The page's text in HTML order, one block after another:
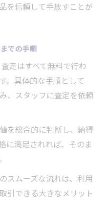
を信頼して手放すことが
での手順
定はすべて無料で行わ
。具体的な手順として
、スタッフに査定を依頼
を総合的に判断し、納得
に満足されれば、そのま
スムーズな流れは、利用
引できる大きなメリット